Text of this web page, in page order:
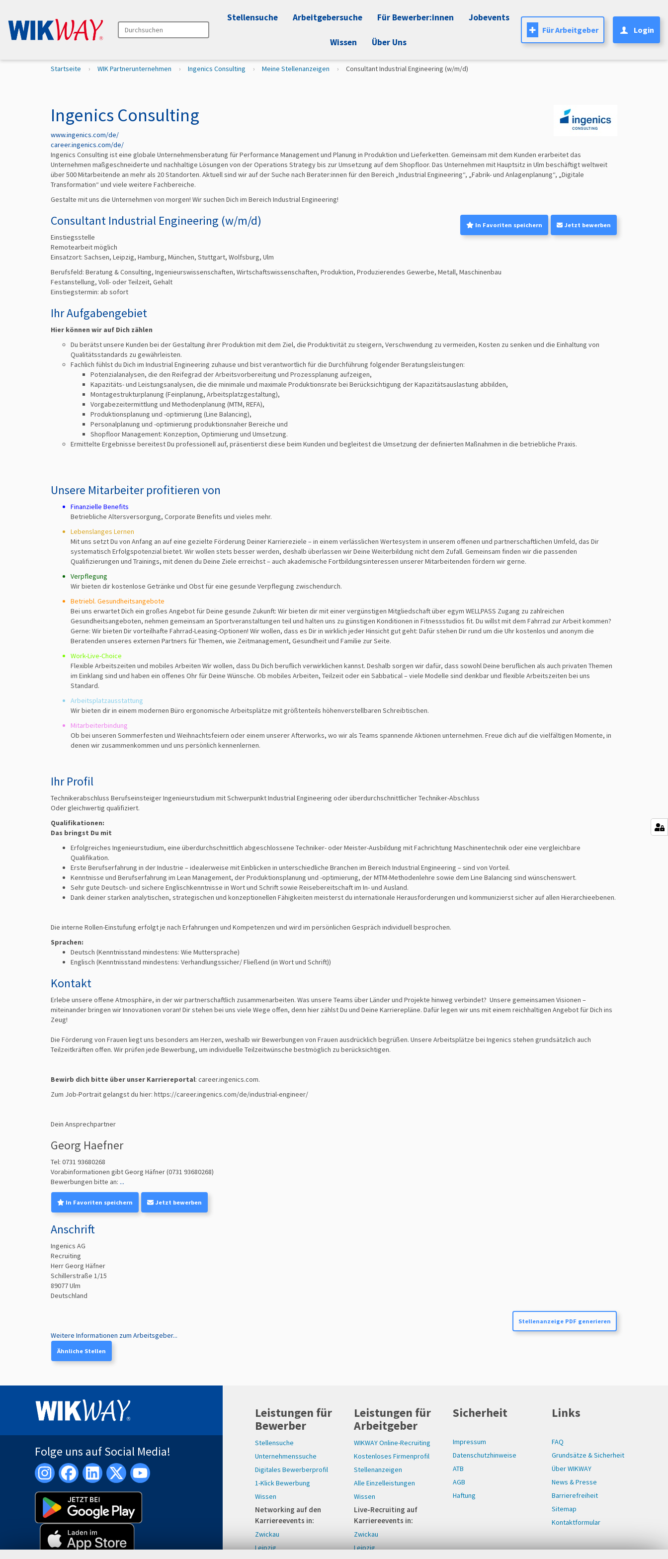
Durchsuchen
Erweiterte Suche…
Stellensuche Arbeitgebersuche Für Bewerber:innen Jobevents
Wissen Über Uns
Für Arbeitgeber Login
S
h
i
e
r
Startseite WIK Partnerunternehmen Ingenics Consulting Meine Stellenanzeigen Consultant Industrial Engineering (w/m/d)
Ingenics Consulting
www.ingenics.com/de/
career.ingenics.com/de/
Ingenics Consulting ist eine globale Unternehmensberatung für Performance Management und Planung in Produktion und Lieferketten. Gemeinsam mit dem Kunden erarbeitet das
Unternehmen maßgeschneiderte und nachhaltige Lösungen von der Operations Strategy bis zur Umsetzung auf dem Shopfloor. Das Unternehmen mit Hauptsitz in Ulm beschäftigt weltweit
über 500 Mitarbeitende an mehr als 20 Standorten. Aktuell sind wir auf der Suche nach Berater:innen für den Bereich „Industrial Engineering“, „Fabrik- und Anlagenplanung“, „Digitale
Transformation“ und viele weitere Fachbereiche.
Gestalte mit uns die Unternehmen von morgen! Wir suchen Dich im Bereich Industrial Engineering!
In Favoriten speichern Jetzt bewerben
Consultant Industrial Engineering (w/m/d)
Einstiegsstelle
Remotearbeit möglich
Einsatzort: Sachsen, Leipzig, Hamburg, München, Stuttgart, Wolfsburg, Ulm
Berufsfeld: Beratung & Consulting, Ingenieurswissenschaften, Wirtschaftswissenschaften, Produktion, Produzierendes Gewerbe, Metall, Maschinenbau
Festanstellung, Voll- oder Teilzeit, Gehalt
Einstiegstermin: ab sofort
Ihr Aufgabengebiet
Hier können wir auf Dich zählen
Du berätst unsere Kunden bei der Gestaltung ihrer Produktion mit dem Ziel, die Produktivität zu steigern, Verschwendung zu vermeiden, Kosten zu senken und die Einhaltung von
Qualitätsstandards zu gewährleisten.
Fachlich fühlst du Dich im Industrial Engineering zuhause und bist verantwortlich für die Durchführung folgender Beratungsleistungen:
Potenzialanalysen, die den Reifegrad der Arbeitsvorbereitung und Prozessplanung aufzeigen,
Kapazitäts- und Leistungsanalysen, die die minimale und maximale Produktionsrate bei Berücksichtigung der Kapazitätsauslastung abbilden,
Montagestrukturplanung (Feinplanung, Arbeitsplatzgestaltung),
Vorgabezeitermittlung und Methodenplanung (MTM, REFA),
Produktionsplanung und -optimierung (Line Balancing),
Personalplanung und -optimierung produktionsnaher Bereiche und
Shopfloor Management: Konzeption, Optimierung und Umsetzung.
Ermittelte Ergebnisse bereitest Du professionell auf, präsentierst diese beim Kunden und begleitest die Umsetzung der definierten Maßnahmen in die betriebliche Praxis.
Unsere Mitarbeiter profitieren von
Finanzielle Benefits
Betriebliche Altersversorgung, Corporate Benefits und vieles mehr.
Lebenslanges Lernen
Mit uns setzt Du von Anfang an auf eine gezielte Förderung Deiner Karriereziele – in einem verlässlichen Wertesystem in unserem offenen und partnerschaftlichen Umfeld, das Dir
systematisch Erfolgspotenzial bietet. Wir wollen stets besser werden, deshalb überlassen wir Deine Weiterbildung nicht dem Zufall. Gemeinsam finden wir die passenden
Qualifizierungen und Trainings, mit denen du Deine Ziele erreichst – auch akademische Fortbildungsinteressen unserer Mitarbeitenden fördern wir gerne.
Verpflegung
Wir bieten dir kostenlose Getränke und Obst für eine gesunde Verpflegung zwischendurch.
Betriebl. Gesundheitsangebote
Bei uns erwartet Dich ein großes Angebot für Deine gesunde Zukunft: Wir bieten dir mit einer vergünstigen Mitgliedschaft über egym WELLPASS Zugang zu zahlreichen
Gesundheitsangeboten, nehmen gemeinsam an Sportveranstaltungen teil und halten uns zu günstigen Konditionen in Fitnessstudios fit. Du willst mit dem Fahrrad zur Arbeit kommen?
Gerne: Wir bieten Dir vorteilhafte Fahrrad-Leasing-Optionen! Wir wollen, dass es Dir in wirklich jeder Hinsicht gut geht: Dafür stehen Dir rund um die Uhr kostenlos und anonym die
Beratenden unseres externen Partners für Themen, wie Zeitmanagement, Gesundheit und Familie zur Seite.
Work-Live-Choice
Flexible Arbeitszeiten und mobiles Arbeiten Wir wollen, dass Du Dich beruflich verwirklichen kannst. Deshalb sorgen wir dafür, dass sowohl Deine beruflichen als auch privaten Themen
im Einklang sind und haben ein offenes Ohr für Deine Wünsche. Ob mobiles Arbeiten, Teilzeit oder ein Sabbatical – viele Modelle sind denkbar und flexible Arbeitszeiten bei uns
Standard.
Arbeitsplatzausstattung
Wir bieten dir in einem modernen Büro ergonomische Arbeitsplätze mit größtenteils höhenverstellbaren Schreibtischen.
Mitarbeiterbindung
Ob bei unseren Sommerfesten und Weihnachtsfeiern oder einem unserer Afterworks, wo wir als Teams spannende Aktionen unternehmen. Freue dich auf die vielfältigen Momente, in
denen wir zusammenkommen und uns persönlich kennenlernen.
Ihr Profil
Technikerabschluss Berufseinsteiger Ingenieurstudium mit Schwerpunkt Industrial Engineering oder überdurchschnittlicher Techniker-Abschluss
Oder gleichwertig qualifiziert.
Qualifikationen:
Das bringst Du mit
Erfolgreiches Ingenieurstudium, eine überdurchschnittlich abgeschlossene Techniker- oder Meister-Ausbildung mit Fachrichtung Maschinentechnik oder eine vergleichbare
Qualifikation.
Erste Berufserfahrung in der Industrie – idealerweise mit Einblicken in unterschiedliche Branchen im Bereich Industrial Engineering – sind von Vorteil.
Kenntnisse und Berufserfahrung im Lean Management, der Produktionsplanung und -optimierung, der MTM-Methodenlehre sowie dem Line Balancing sind wünschenswert.
Sehr gute Deutsch- und sichere Englischkenntnisse in Wort und Schrift sowie Reisebereitschaft im In- und Ausland.
Dank deiner starken analytischen, strategischen und konzeptionellen Fähigkeiten meisterst du internationale Herausforderungen und kommunizierst sicher auf allen Hierarchieebenen.
Die interne Rollen-Einstufung erfolgt je nach Erfahrungen und Kompetenzen und wird im persönlichen Gespräch individuell besprochen.
Sprachen:
Deutsch (Kenntnisstand mindestens: Wie Muttersprache)
Englisch (Kenntnisstand mindestens: Verhandlungssicher/ Fließend (in Wort und Schrift))
Kontakt
Erlebe unsere oﬀene Atmosphäre, in der wir partnerschaftlich zusammenarbeiten. Was unsere Teams über Länder und Projekte hinweg verbindet? Unsere gemeinsamen Visionen –
miteinander bringen wir Innovationen voran! Dir stehen bei uns viele Wege oﬀen, denn hier zählst Du und Deine Karrierepläne. Dafür legen wir uns mit einem reichhaltigen Angebot für Dich ins
Zeug!
Die Förderung von Frauen liegt uns besonders am Herzen, weshalb wir Bewerbungen von Frauen ausdrücklich begrüßen. Unsere Arbeitsplätze bei Ingenics stehen grundsätzlich auch
Teilzeitkräften offen. Wir prüfen jede Bewerbung, um individuelle Teilzeitwünsche bestmöglich zu berücksichtigen.
Bewirb dich bitte über unser Karriereportal: career.ingenics.com.
Zum Job-Portrait gelangst du hier: https://career.ingenics.com/de/industrial-engineer/
Dein Ansprechpartner
Georg Haefner
Tel: 0731 93680268
Vorabinformationen gibt Georg Häfner(0731 93680268)
Bewerbungen bitte an: ...
In Favoriten speichern Jetzt bewerben
Anschrift
Ingenics AG
Recruiting
Herr Georg Häfner
Schillerstraße 1/15
89077Ulm
Deutschland
Stellenanzeige PDF generieren
Weitere Informationen zum Arbeitsgeber...
Ähnliche Stellen
Folge uns auf Social Media!
Leistungen für
Bewerber
Stellensuche
Unternehmenssuche
Digitales Bewerberprofil
1-Klick Bewerbung
Wissen
Networking auf den
Karriereevents in:
Zwickau
Leipzig
Leistungen für
Arbeitgeber
WIKWAY Online-Recruiting
Kostenloses Firmenprofil
Stellenanzeigen
Alle Einzelleistungen
Wissen
Live-Recruiting auf
Karriereevents in:
Zwickau
Leipzig
Sicherheit
Impressum
Datenschutzhinweise
ATB
AGB
Haftung
Links
FAQ
Grundsätze & Sicherheit
Über WIKWAY
News & Presse
Barrierefreiheit
Sitemap
Kontaktformular